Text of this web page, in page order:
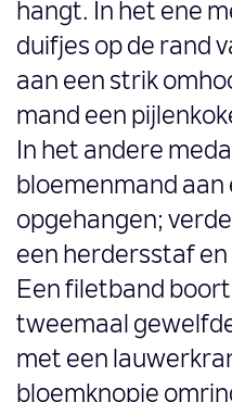
hangt. In het ene
duifjes op de rand
aan een strik
mand een
In het andere
bloemenmand aan
opgehangen;
een herdersstaf
Een filetband
tweemaal
met een
bloemknopje